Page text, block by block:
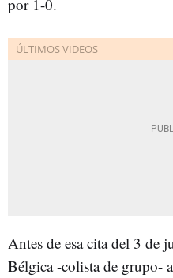
por 1-0.
Antes de esa cita del 3 de
Bélgica -colista de grupo-